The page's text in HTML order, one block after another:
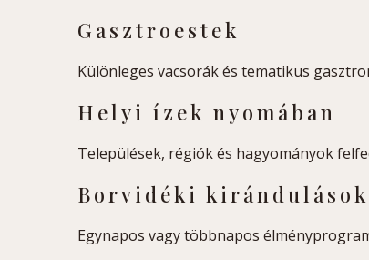
Gasztroestek
Különleges vacsorák és tematikus
Helyi ízek nyomában
Települések, régiók és hagyományok
Borvidéki kirándulások
Egynapos vagy többnapos